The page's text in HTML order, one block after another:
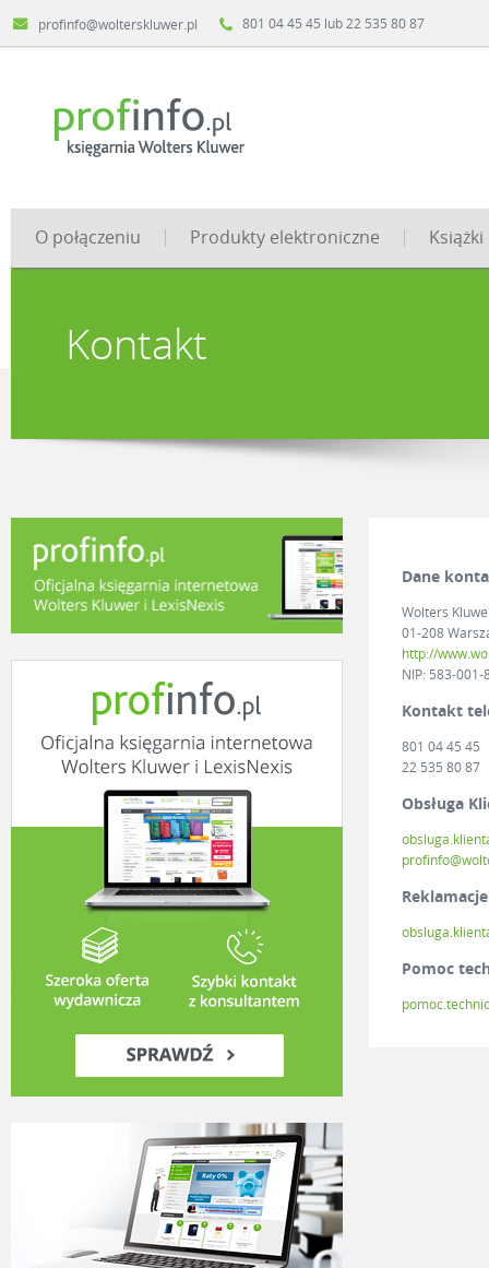
profinfo@wolterskluwer.pl 801 04 45 45 lub 22 535 80 87
O połączeniu Produkty elektroniczne
Kontakt
Dane
Wolters
01-208
http://
NIP: 583-001-
Kontakt
801 04 45 45
22 535 80 87
Obsługa
Reklamacje
Pomoc